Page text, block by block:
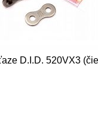
D.I.D. 520VX3